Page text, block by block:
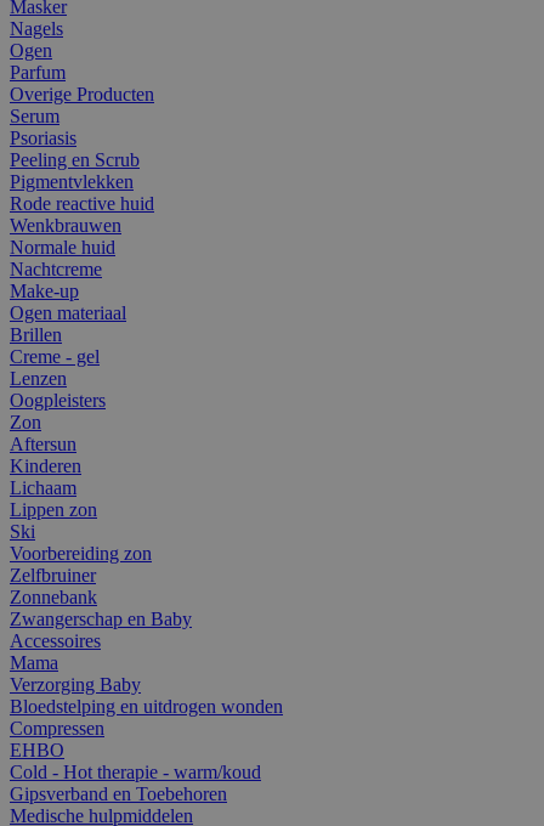
Masker
Nagels
Ogen
Parfum
Overige Producten
Serum
Psoriasis
Peeling en Scrub
Pigmentvlekken
Rode reactive huid
Wenkbrauwen
Normale huid
Nachtcreme
Make-up
Ogen materiaal
Brillen
Creme - gel
Lenzen
Oogpleisters
Zon
Aftersun
Kinderen
Lichaam
Lippen zon
Ski
Voorbereiding zon
Zelfbruiner
Zonnebank
Zwangerschap en Baby
Accessoires
Mama
Verzorging Baby
Bloedstelping en uitdrogen wonden
Compressen
EHBO
Cold - Hot therapie - warm/koud
Gipsverband en Toebehoren
Medische hulpmiddelen